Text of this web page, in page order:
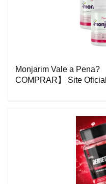
Monjarim Vale a Pena?
COMPRAR】 Site